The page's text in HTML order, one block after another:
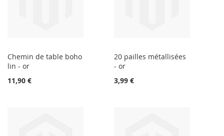
Chemin de table boho
lin - or
11,90 €
20 pailles métallisées
- or
3,99 €